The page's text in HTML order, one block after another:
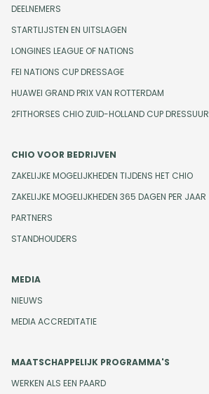
DEELNEMERS
STARTLIJSTEN EN UITSLAGEN
LONGINES LEAGUE OF NATIONS
FEI NATIONS CUP DRESSAGE
HUAWEI GRAND PRIX VAN ROTTERDAM
2FITHORSES CHIO ZUID-HOLLAND CUP DRESSUUR
CHIO VOOR BEDRIJVEN
ZAKELIJKE MOGELIJKHEDEN TIJDENS HET CHIO
ZAKELIJKE MOGELIJKHEDEN 365 DAGEN PER JAAR
PARTNERS
STANDHOUDERS
MEDIA
NIEUWS
MEDIA ACCREDITATIE
MAATSCHAPPELIJK PROGRAMMA'S
WERKEN ALS EEN PAARD